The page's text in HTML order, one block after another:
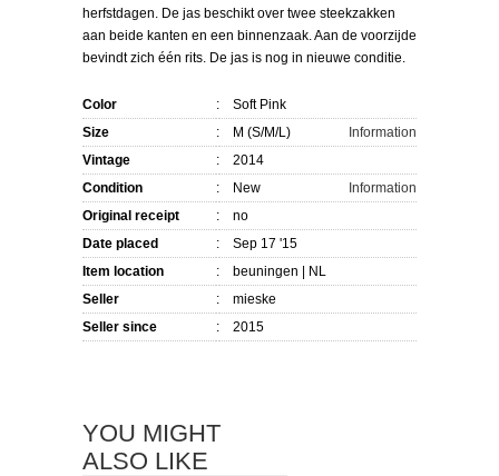
herfstdagen. De jas beschikt over twee steekzakken
aan beide kanten en een binnenzaak. Aan de voorzijde
bevindt zich één rits. De jas is nog in nieuwe conditie.
Color :
Soft Pink
Size
: M (S/M/L)
Information
Vintage
:
2014
Condition
: New
Information
Original receipt
:
no
Date placed
:
Sep 17 '15
Item location
: beuningen | NL
Seller
:
mieske
Seller since
: 2015
YOU MIGHT
ALSO LIKE